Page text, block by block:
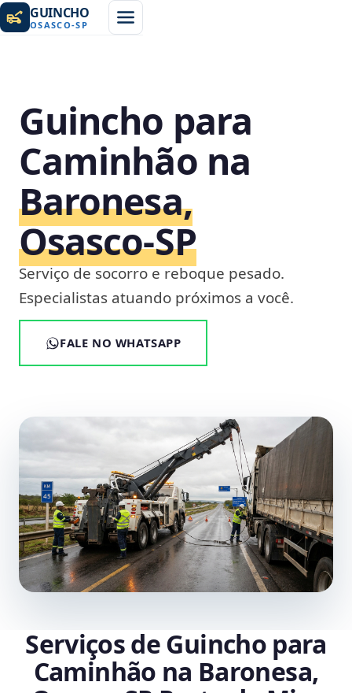
GUINCHO
OSASCO-SP
Guincho para
Caminhão na
Baronesa,
Osasco‑SP
Serviço de socorro e reboque pesado.
Especialistas atuando próximos a você.
FALE NO WHATSAPP
Serviços de Guincho para
Caminhão na Baronesa,